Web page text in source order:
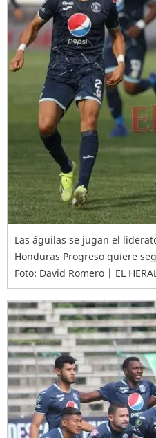
Las águilas se jugan el
Honduras Progreso quiere
Foto: David Romero | EL